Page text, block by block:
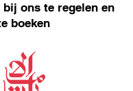
ons te regelen en
boeken